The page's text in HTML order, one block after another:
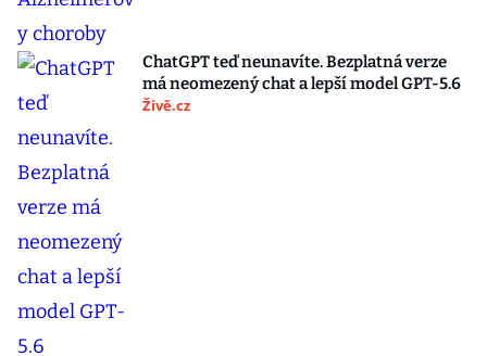
ChatGPT teď neunavíte. Bezplatná verze
má neomezený chat a lepší model GPT-5.6
Živě.cz